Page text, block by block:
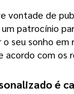
vontade de
patrocínio
seu sonho em
acordo com os
é